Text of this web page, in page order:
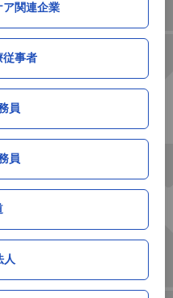
ア関連企業
従事者
員
員
人
接種率データ
種率
5位
128人 5位